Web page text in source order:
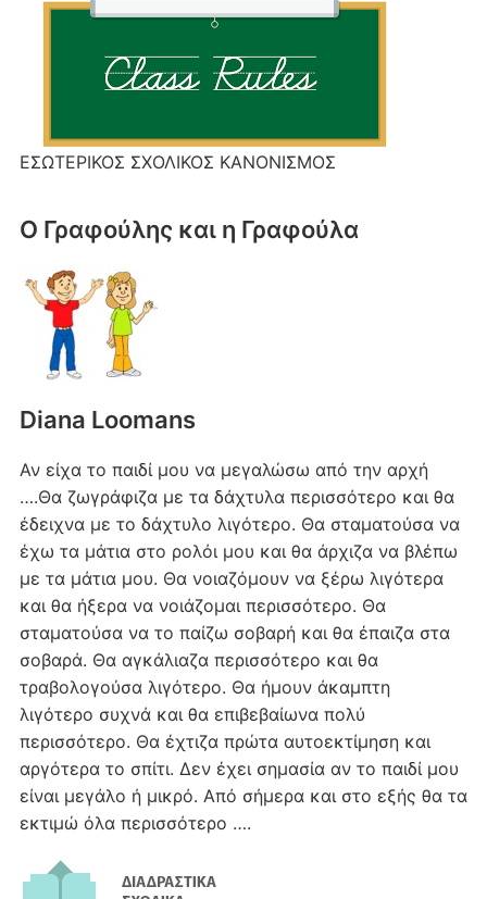
ΕΣΩΤΕΡΙΚΟΣ ΣΧΟΛΙΚΟΣ ΚΑΝΟΝΙΣΜΟΣ
Ο Γραφούλης και η Γραφούλα
Diana Loomans
Αν είχα το παιδί μου να μεγαλώσω από την αρχή
….Θα ζωγράφιζα με τα δάχτυλα περισσότερο και θα
έδειχνα με το δάχτυλο λιγότερο. Θα σταματούσα να
έχω τα μάτια στο ρολόι μου και θα άρχιζα να βλέπω
με τα μάτια μου. Θα νοιαζόμουν να ξέρω λιγότερα
και θα ήξερα να νοιάζομαι περισσότερο. Θα
σταματούσα να το παίζω σοβαρή και θα έπαιζα στα
σοβαρά. Θα αγκάλιαζα περισσότερο και θα
τραβολογούσα λιγότερο. Θα ήμουν άκαμπτη
λιγότερο συχνά και θα επιβεβαίωνα πολύ
περισσότερο. Θα έχτιζα πρώτα αυτοεκτίμηση και
αργότερα το σπίτι. Δεν έχει σημασία αν το παιδί μου
είναι μεγάλο ή μικρό. Από σήμερα και στο εξής θα τα
εκτιμώ όλα περισσότερο ….